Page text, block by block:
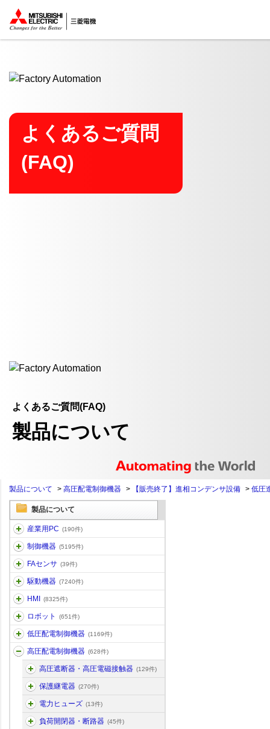
ここから本文
よくあるご質問
(FAQ)
よくあるご質問(FAQ)
製品について
製品について > 高圧配電制御機器 > 【販売終了】進相コンデンサ設備 > 低圧
製品について
産業用PC (190件)
制御機器 (5195件)
FAセンサ (39件)
駆動機器 (7240件)
HMI (8325件)
ロボット (651件)
低圧配電制御機器 (1169件)
高圧配電制御機器 (628件)
高圧遮断器・高圧電磁接触器 (129件)
保護継電器 (270件)
電力ヒューズ (13件)
負荷開閉器・断路器 (45件)